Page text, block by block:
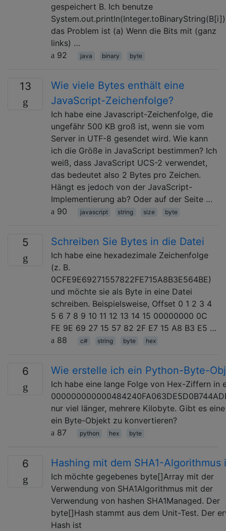
gespeichert B. Ich benutze
das Problem ist (a) Wenn die Bits mit (ganz
links) …
92
java binary byte
13
Wie viele Bytes enthält eine
JavaScript-Zeichenfolge?
Ich habe eine Javascript-Zeichenfolge, die
ungefähr 500 KB groß ist, wenn sie vom
Server in UTF-8 gesendet wird. Wie kann
ich die Größe in JavaScript bestimmen? Ich
weiß, dass JavaScript UCS-2 verwendet,
das bedeutet also 2 Bytes pro Zeichen.
Hängt es jedoch von der JavaScript-
Implementierung ab? Oder auf der Seite …
90
javascript string size byte
5 Schreiben Sie Bytes in die Datei
Ich habe eine hexadezimale Zeichenfolge
(z. B.
0CFE9E69271557822FE715A8B3E564BE)
und möchte sie als Byte in eine Datei
schreiben. Beispielsweise, Offset 0 1 2 3 4
5 6 7 8 9 10 11 12 13 14 15 00000000 0C
FE 9E 69 27 15 57 82 2F E7 15 A8 B3 E5 …
88
c# string byte hex
6 Wie erstelle ich ein Python-Byte-
Ich habe eine lange Folge von Hex-Ziffern in
nur viel länger, mehrere Kilobyte. Gibt es
ein Byte-Objekt zu konvertieren?
87
python hex byte
6 Hashing mit dem SHA1-Algorithmus
Ich möchte gegebenes byte[]Array mit der
Verwendung von SHA1Algorithmus mit der
Verwendung von hashen SHA1Managed. Der
byte[]Hash stammt aus dem Unit-Test. Der
Hash ist